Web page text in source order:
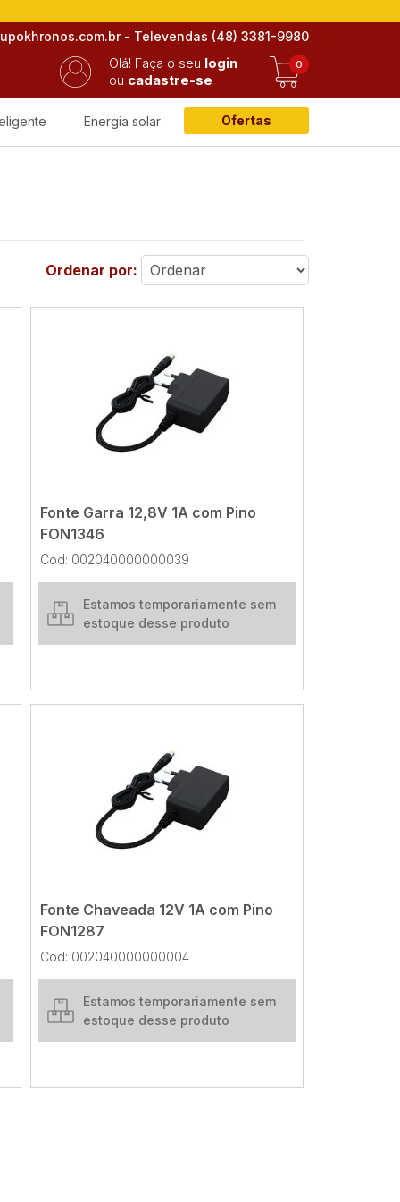
- Televendas (48) 3381-9980
Olá! Faça o seu login
ou cadastre-se
0
Energia solar Ofertas
Ordenar por:
Fonte Garra 12,8V 1A com Pino
FON1346
Cod: 002040000000039
Estamos temporariamente sem
estoque desse produto
Fonte Chaveada 12V 1A com Pino
FON1287
Cod: 002040000000004
Estamos temporariamente sem
estoque desse produto